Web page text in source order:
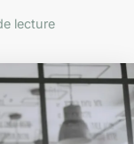
lecture